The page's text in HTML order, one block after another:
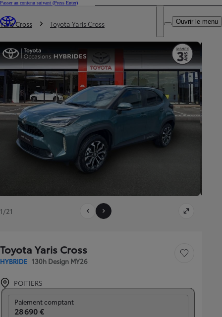
Passer au contenu suivant (Press Enter)
Trouvez un partenaire Toyota
DEALER NAME
Ouvrir le menu
Vous êtes ici
Yaris Cross Toyota Yaris Cross
1/21
Toyota Yaris Cross
HYBRIDE 130h Design MY26
Sauvegarder le
POITIERS
Paiement comptant
28 690 €